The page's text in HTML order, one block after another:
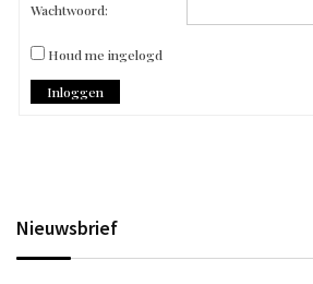
Wachtwoord:
Houd me ingelogd
Inloggen
Nieuwsbrief